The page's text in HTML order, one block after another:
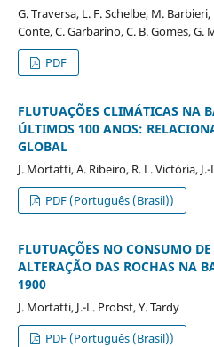
G. Traversa, L. F. Schelbe, M.
Conte, C. Garbarino, C. B. Gomes,
PDF
FLUTUAÇÕES CLIMÁTICAS NA
ÚLTIMOS 100 ANOS:
GLOBAL
J. Mortatti, A. Ribeiro, R. L. Victória,
PDF (Português (Brasil))
FLUTUAÇÕES NO CONSUMO
ALTERAÇÃO DAS ROCHAS NA
1900
J. Mortatti, J.-L. Probst, Y. Tardy
PDF (Português (Brasil))